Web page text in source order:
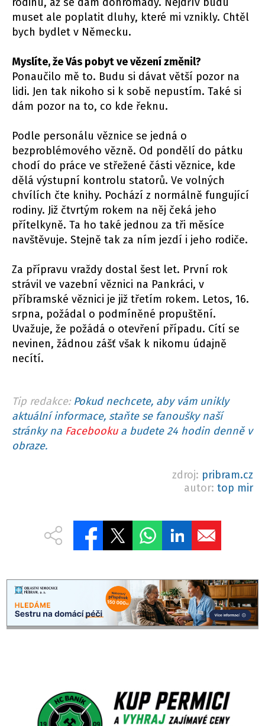
rodinu, až se dám dohromady. Nejdřív budu
muset ale poplatit dluhy, které mi vznikly. Chtěl
bych bydlet v Německu.
Myslíte, že Vás pobyt ve vězení změnil?
Ponaučilo mě to. Budu si dávat větší pozor na
lidi. Jen tak nikoho si k sobě nepustím. Také si
dám pozor na to, co kde řeknu.
Podle personálu věznice se jedná o
bezproblémového vězně. Od pondělí do pátku
chodí do práce ve střežené části věznice, kde
dělá výstupní kontrolu statorů. Ve volných
chvílích čte knihy. Pochází z normálně fungující
rodiny. Již čtvrtým rokem na něj čeká jeho
přítelkyně. Ta ho také jednou za tři měsíce
navštěvuje. Stejně tak za ním jezdí i jeho rodiče.
Za přípravu vraždy dostal šest let. První rok
strávil ve vazební věznici na Pankráci, v
příbramské věznici je již třetím rokem. Letos, 16.
srpna, požádal o podmíněné propuštění.
Uvažuje, že požádá o otevření případu. Cítí se
nevinen, žádnou zášť však k nikomu údajně
necítí.
Tip redakce: Pokud nechcete, aby vám unikly
aktuální informace, staňte se fanoušky naší
stránky na Facebookua budete 24 hodin denně v
obraze.
zdroj: pribram.cz
autor: top mir